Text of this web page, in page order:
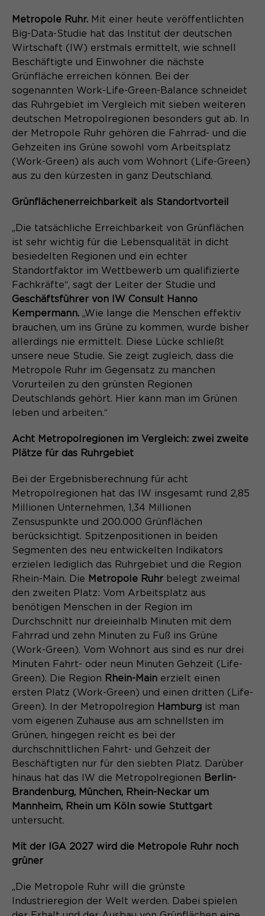
Zweck
Webseite. Diese Basis-Cookies sind
unerlässlich, damit Ihr Besuch auf der
Sie ermöglichen es der Website, Sie
zu erkennen und somit Ihre Sitzung
offen zu halten. Es speichert bei
einem Benutzer-Login für einen
geschlossenen Bereich die Benutzer-
ID als verschlüsselten Wert (sog.
"hash-Wert") zum entsprechenden
Datenbankeintrag des Nutzers.
Name PHPSESSID
Anbieter Session-Cookies
Laufzeit
Der Session Cookie wird beim
Schließen des Browsers wieder
gelöscht.
Zweck
(Formulare).
Name be_typo_user
Anbieter TYPO3
Dieser Cookie teilt der Webseite mit,
angemeldet ist und die Rechte besitzt
diese zu verwalten.
Name cookie_optin
Anbieter Sgalinski
Laufzeit 1 Monat
Zweck
Speichert den Zustimmungsstatus des
Benutzers für Cookies auf der
aktuellen Domäne.
Anbieter Matomo
Laufzeit 13 Monate
Zweck
Dient zur anonymen
Wiedererkennung eines Besuchers.
Name _pk_ses*
Anbieter Matomo
Laufzeit 30 Minuten
Zweck
Speichert vorübergehend Daten der
aktuellen Sitzung.
Name _pk_ref.*
Anbieter Matomo
Laufzeit 6 Monate
Zweck Speichert die Herkunft des Besuchers.
Name MATOMO_SESSID
Laufzeit
Zweck
Temporäre Session-ID, ohne
personenbezogene Daten.
Aktivierung Mehrsprachigkeit
Diese Cookies ermöglichen die automatische
Übersetzung der Website-Inhalte durch GTranslate.
Name googtrans
GTranslate Inc.
Laufzeit 1 Jahr
Speichert die vom Nutzer gewählte
Übersetzung der Website.
Cookie-Informationen
Metropole Ruhr. Mit einer heute veröffentlichten
Big-Data-Studie hat das Institut der deutschen
Wirtschaft (IW) erstmals ermittelt, wie schnell
Beschäftigte und Einwohner die nächste
Grünfläche erreichen können. Bei der
sogenannten Work-Life-Green-Balance schneidet
das Ruhrgebiet im Vergleich mit sieben weiteren
deutschen Metropolregionen besonders gut ab. In
der Metropole Ruhr gehören die Fahrrad- und die
Gehzeiten ins Grüne sowohl vom Arbeitsplatz
(Work-Green) als auch vom Wohnort (Life-Green)
aus zu den kürzesten in ganz Deutschland.
Grünflächenerreichbarkeit als Standortvorteil
„Die tatsächliche Erreichbarkeit von Grünflächen
ist sehr wichtig für die Lebensqualität in dicht
besiedelten Regionen und ein echter
Standortfaktor im Wettbewerb um qualifizierte
Fachkräfte“, sagt der Leiter der Studie und
Geschäftsführer von IW Consult Hanno
Kempermann. „Wie lange die Menschen effektiv
brauchen, um ins Grüne zu kommen, wurde bisher
allerdings nie ermittelt. Diese Lücke schließt
unsere neue Studie. Sie zeigt zugleich, dass die
Metropole Ruhr im Gegensatz zu manchen
Vorurteilen zu den grünsten Regionen
Deutschlands gehört. Hier kann man im Grünen
leben und arbeiten.“
Acht Metropolregionen im Vergleich: zwei zweite
Plätze für das Ruhrgebiet
Bei der Ergebnisberechnung für acht
Metropolregionen hat das IW insgesamt rund 2,85
Millionen Unternehmen, 1,34 Millionen
Zensuspunkte und 200.000 Grünflächen
berücksichtigt. Spitzenpositionen in beiden
Segmenten des neu entwickelten Indikators
erzielen lediglich das Ruhrgebiet und die Region
Rhein-Main. Die Metropole Ruhr belegt zweimal
den zweiten Platz: Vom Arbeitsplatz aus
benötigen Menschen in der Region im
Durchschnitt nur dreieinhalb Minuten mit dem
Fahrrad und zehn Minuten zu Fuß ins Grüne
(Work-Green). Vom Wohnort aus sind es nur drei
Minuten Fahrt- oder neun Minuten Gehzeit (Life-
Green). Die Region Rhein-Main erzielt einen
ersten Platz (Work-Green) und einen dritten (Life-
Green). In der Metropolregion Hamburg ist man
vom eigenen Zuhause aus am schnellsten im
Grünen, hingegen reicht es bei der
durchschnittlichen Fahrt- und Gehzeit der
Beschäftigten nur für den siebten Platz. Darüber
hinaus hat das IW die Metropolregionen Berlin-
Brandenburg, München, Rhein-Neckar um
Mannheim, Rhein um Köln sowie Stuttgart
untersucht.
Mit der IGA 2027 wird die Metropole Ruhr noch
grüner
„Die Metropole Ruhr will die grünste
Industrieregion der Welt werden. Dabei spielen